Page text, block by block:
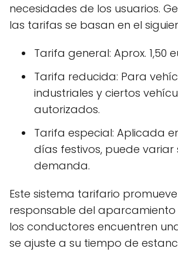
necesidades de los usuarios.
las tarifas se basan en el
Tarifa general: Aprox. 1,50
Tarifa reducida: Para
industriales y ciertos
autorizados.
Tarifa especial: Aplicada
días festivos, puede variar
demanda.
Este sistema tarifario
responsable del
los conductores encuentren
se ajuste a su tiempo de